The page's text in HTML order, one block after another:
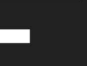
Rechercher: